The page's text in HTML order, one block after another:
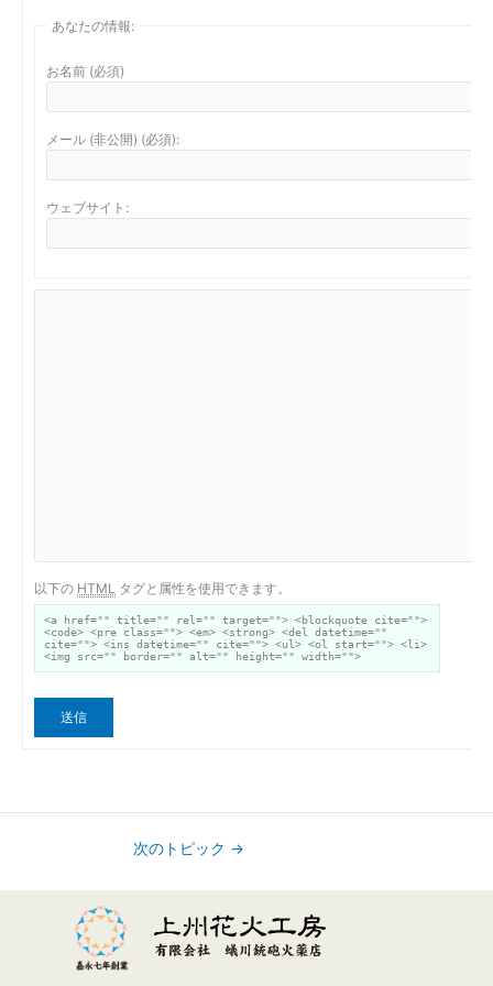
あなたの情報:
お名前 (必須)
メール (非公開) (必須):
ウェブサイト:
以下の HTML タグと属性を使用できます。
<a href="" title="" rel="" target=""> <blockquote cite="">
<code> <pre class=""> <em> <strong> <del datetime=""
cite=""> <ins datetime="" cite=""> <ul> <ol start=""> <li>
<img src="" border="" alt="" height="" width="">
送信
次のトピック →